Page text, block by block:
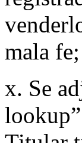
mala fe;
x. Se